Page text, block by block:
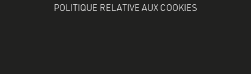
POLITIQUE RELATIVE AUX COOKIES